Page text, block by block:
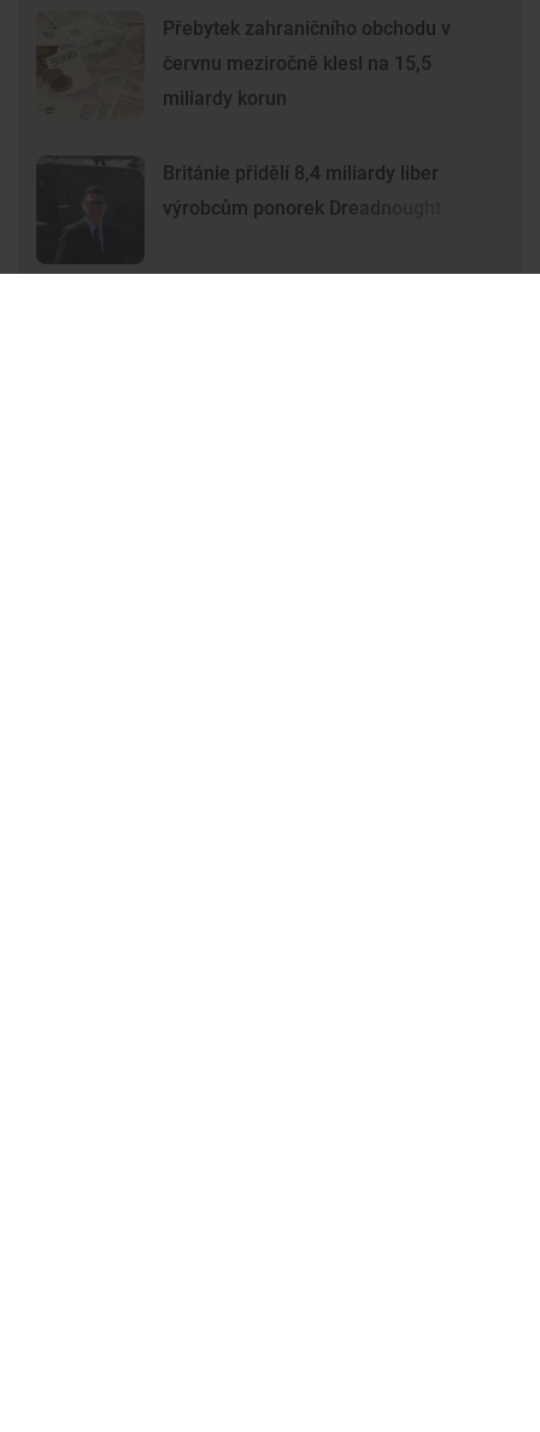
Přebytek zahraničního obchodu v
červnu meziročně klesl na 15,5
miliardy korun
Británie přidělí 8,4 miliardy liber
výrobcům ponorek Dreadnought